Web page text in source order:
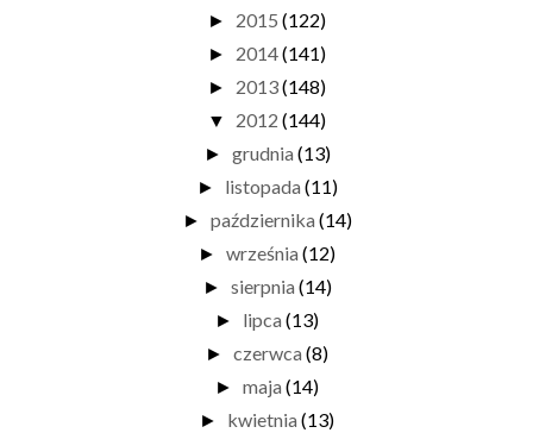
► 2015 (122)
► 2014(141)
► 2013(148)
▼ 2012 (144)
► grudnia (13)
► listopada (11)
► października (14)
► września (12)
► sierpnia (14)
► lipca (13)
► czerwca (8)
► maja (14)
► kwietnia (13)